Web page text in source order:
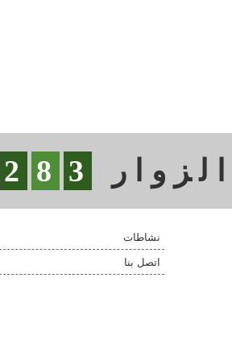
2 8 3
نشاطات
اتصل بنا